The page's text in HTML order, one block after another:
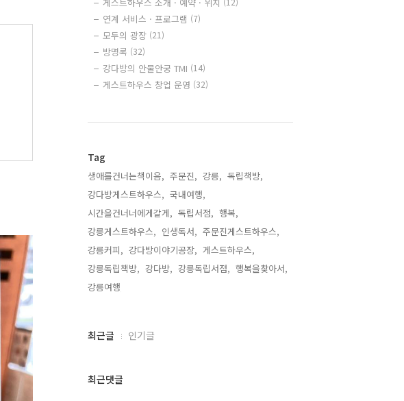
연계 서비스 · 프로그램 (7)
모두의 광장 (21)
방명록 (32)
강다방의 안물안궁 TMI (14)
게스트하우스 창업 운영 (32)
Tag
생애를건너는책이음, 주문진, 강릉, 독립책방,
강다방게스트하우스, 국내여행,
시간을건너너에게갈게, 독립서점, 행복,
강릉게스트하우스, 인생독서, 주문진게스트하우스,
강릉커피, 강다방이야기공장, 게스트하우스,
강릉독립책방, 강다방, 강릉독립서점, 행복을찾아서,
강릉여행,
최
과
최근글 인기글
최근댓글